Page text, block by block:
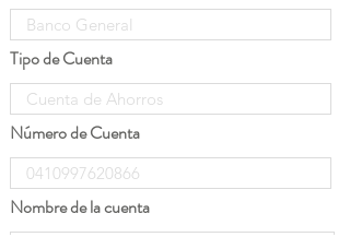
Tipo de Cuenta
Número de Cuenta
Nombre de la cuenta